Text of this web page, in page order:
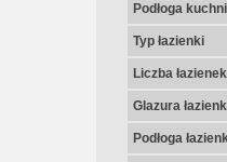
Podłoga kuchni
Typ łazienki
Liczba łazienek
Glazura
Podłoga